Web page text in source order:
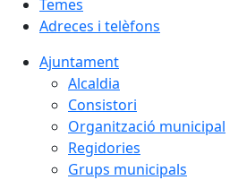
Temes
Adreces i telèfons
Ajuntament
Alcaldia
Consistori
Organització municipal
Regidories
Grups municipals